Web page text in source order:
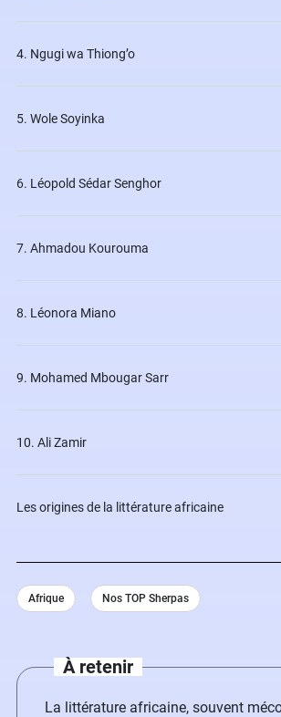
À retenir
La littérature africaine, souvent
4. Ngugi wa Thiong’o
5. Wole Soyinka
6. Léopold Sédar Senghor
7. Ahmadou Kourouma
8. Léonora Miano
9. Mohamed Mbougar Sarr
10. Ali Zamir
Les origines de la littérature africaine
Afrique Nos TOP Sherpas